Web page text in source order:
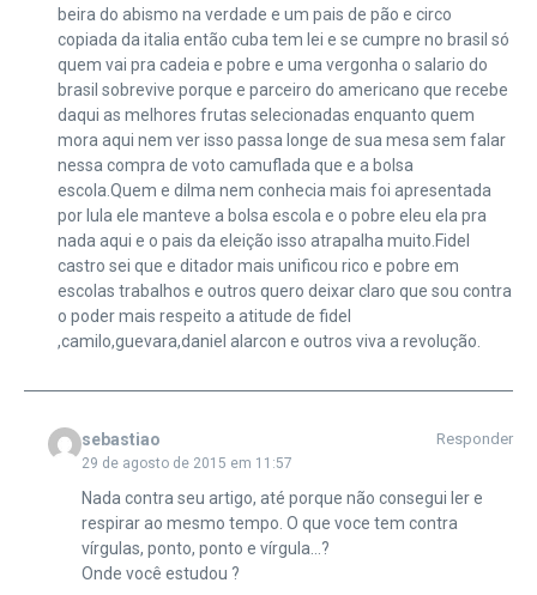
beira do abismo na verdade e um pais de pão e circo
copiada da italia então cuba tem lei e se cumpre no brasil só
quem vai pra cadeia e pobre e uma vergonha o salario do
brasil sobrevive porque e parceiro do americano que recebe
daqui as melhores frutas selecionadas enquanto quem
mora aqui nem ver isso passa longe de sua mesa sem falar
nessa compra de voto camuflada que e a bolsa
escola.Quem e dilma nem conhecia mais foi apresentada
por lula ele manteve a bolsa escola e o pobre eleu ela pra
nada aqui e o pais da eleição isso atrapalha muito.Fidel
castro sei que e ditador mais unificou rico e pobre em
escolas trabalhos e outros quero deixar claro que sou contra
o poder mais respeito a atitude de fidel
,camilo,guevara,daniel alarcon e outros viva a revolução.
sebastiao
29 de agosto de 2015 em 11:57
Responder
Nada contra seu artigo, até porque não consegui ler e
respirar ao mesmo tempo. O que voce tem contra
vírgulas, ponto, ponto e vírgula…?
Onde você estudou ?